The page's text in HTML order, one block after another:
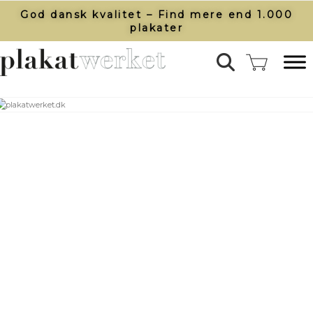
God dansk kvalitet – Find mere end 1.000
plakater​